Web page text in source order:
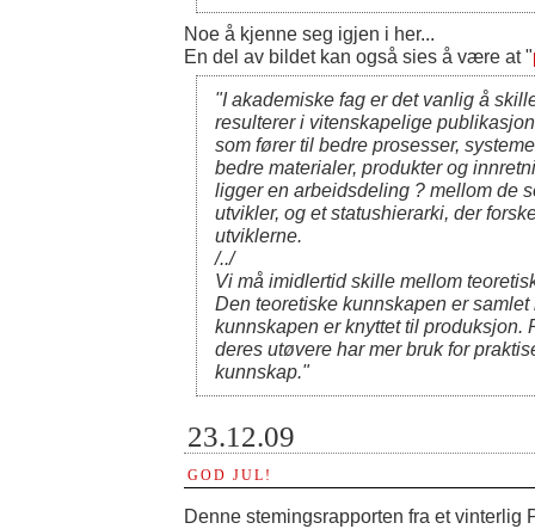
Noe å kjenne seg igjen i her...
En del av bildet kan også sies å være at "
"I akademiske fag er det vanlig å
resulterer i vitenskapelige
som fører til bedre prosesser,
bedre materialer, produkter og
ligger en arbeidsdeling ? mellom de
utvikler, og et statushierarki, der
utviklerne.
/../
Vi må imidlertid skille mellom
Den teoretiske kunnskapen er
kunnskapen er knyttet til produksjon.
deres utøvere har mer bruk for
kunnskap."
23.12.09
GOD JUL!
Denne stemingsrapporten fra et vinterlig